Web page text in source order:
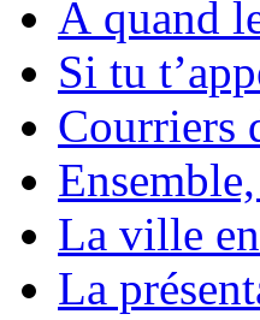
À quand
Si tu
Courriers
La ville
La